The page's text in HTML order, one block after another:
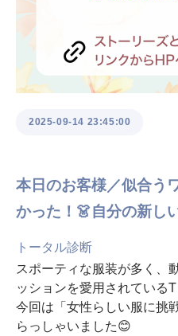
2025-09-14 23:45:00
本日のお客様／似合う
かった！👗自分の新し
トータル診断
スポーティな服装が多く、
ッションを愛用されているT
今回は「女性らしい服に挑
らっしゃいました😊